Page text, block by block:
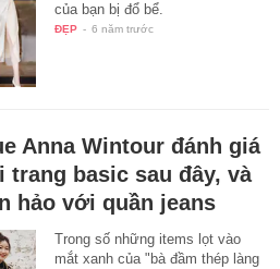
của bạn bị đổ bể.
ĐẸP - 6 năm trước
Anna Wintour đánh giá
basic sau đây, và
hảo với quần jeans
Trong số những items lọt vào
mắt xanh của "bà đầm thép làng